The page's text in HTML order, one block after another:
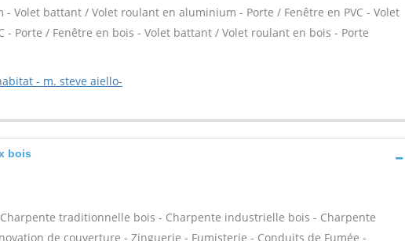
Volet battant / Volet roulant en aluminium - Porte / Fenêtre en PVC - Volet
- Porte / Fenêtre en bois - Volet battant / Volet roulant en bois - Porte
- m. steve aiello-
bois
traditionnelle bois - Charpente industrielle bois - Charpente
de couverture - Zinguerie - Fumisterie - Conduits de Fumée -